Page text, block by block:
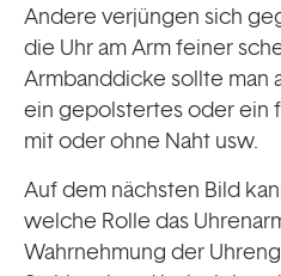
Andere verjüngen sich
die Uhr am Arm feiner
Armbanddicke sollte man
ein gepolstertes oder ein
mit oder ohne Naht usw.
Auf dem nächsten Bild
welche Rolle das
Wahrnehmung der